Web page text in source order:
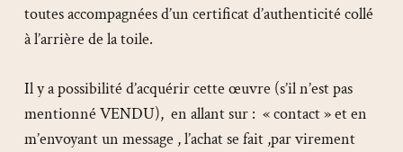
toutes accompagnées d’un certificat d’authenticité collé
à l’arrière de la toile.
Il y a possibilité d’acquérir cette œuvre (s’il n’est pas
mentionné VENDU), en allant sur : « contact » et en
m’envoyant un message , l’achat se fait ,par virement